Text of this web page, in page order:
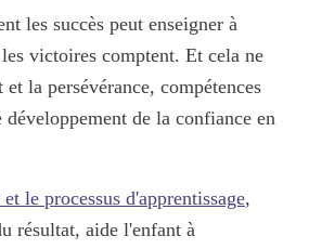
les succès peut enseigner à
victoires comptent. Et cela ne
la persévérance, compétences
développement de la confiance en
le processus d'apprentissage,
résultat, aide l'enfant à